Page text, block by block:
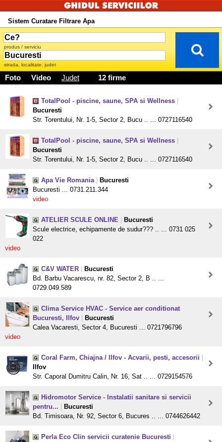
Sistem Curatare Filtrare Apa
produs / serviciu
strada, localitate, judet
Foto Video Judet 12 firme
TotalPool - piscine, saune, SPA si Wellness
Bucuresti
Str. Torentului, Nr. 1-5, Sector 2, Bucu .. ... 0727116540
TotalPool - piscine, saune, SPA si Wellness
Bucuresti
Str. Torentului, Nr. 1-5, Sector 2, Bucu .. ... 0727116540
Apa Vie Romania
Bucuresti
Bucuresti ... 0731.211.344
video
ATELIER SCULE ONLINE
Bucuresti
Scule electrice, echipamente de sudur??? .. ... 0731 025
022
video
C&V WATER
Bucuresti
Bd. Barbu Vacarescu, nr. 82, Sector 2, B .. ...
0729.049.589
Clima Service HVAC - Service aer conditionat
Bucuresti, Ilfov
Bucuresti
Calea Vacaresti, Sector 4, Bucuresti ... 0721796796
video
Coral Farm, Chiajna / Ilfov - Acvarii, pesti, accesorii
Ilfov
Str. Caporal Dumitru Calin, Nr. 16, Sat .. ... 0729154576
Hidromotor Service - Instalatii sanitare si servicii
pentru...
Bucuresti
Bd. Timisoara, Nr. 92, Sector 6, Bucures .. ... 0744626442
Perla Eco Clin servicii curatenie Bucuresti